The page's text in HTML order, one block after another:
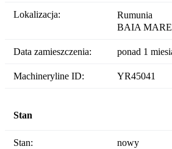
Lokalizacja:
Rumunia
BAIA MARE
Data zamieszczenia: ponad 1
Machineryline ID: YR45041
Stan
Stan: nowy